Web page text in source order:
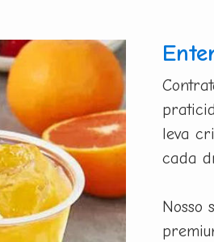
leva
cada
Nosso